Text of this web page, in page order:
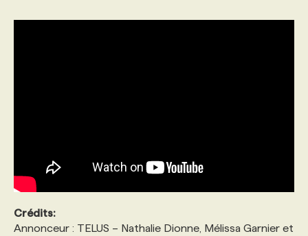
Crédits:
Annonceur : TELUS – Nathalie Dionne, Mélissa Garnier et